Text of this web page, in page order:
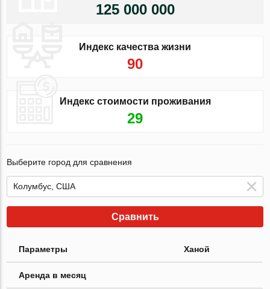
125 000 000
Индекс качества жизни
90
Индекс стоимости проживания
29
Выберите город для сравнения
Сравнить
Параметры Ханой
Аренда в месяц